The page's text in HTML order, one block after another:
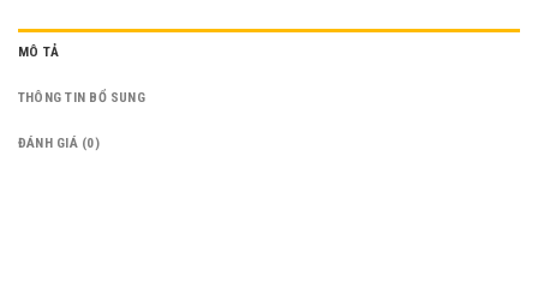
MÔ TẢ
THÔNG TIN BỔ SUNG
ĐÁNH GIÁ (0)